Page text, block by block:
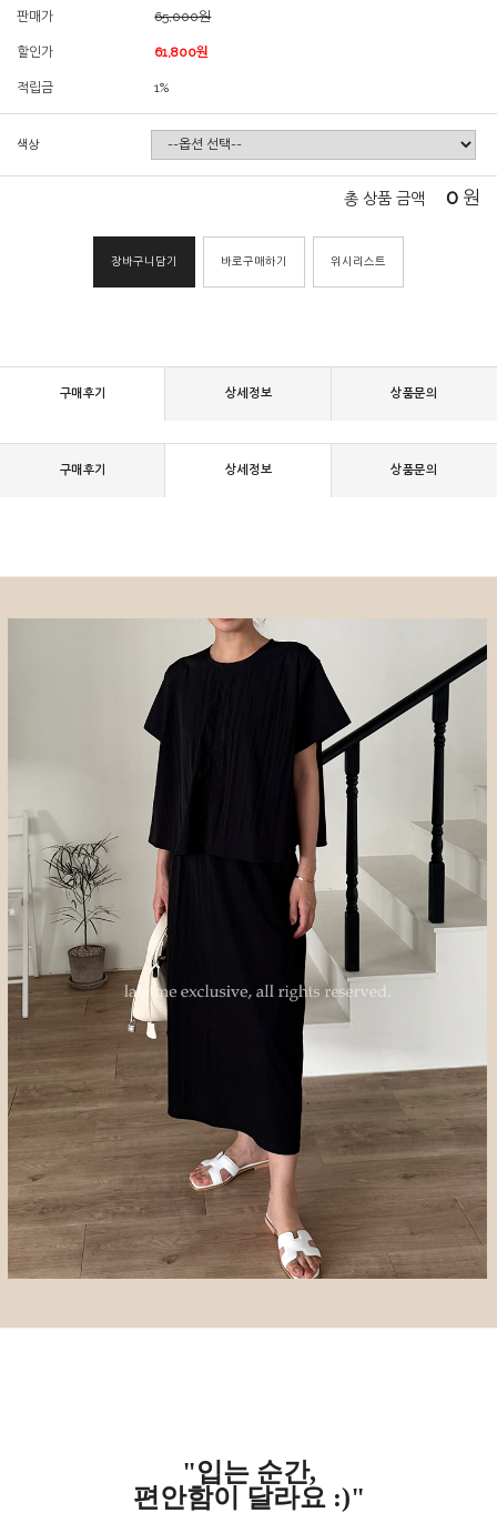
판매가 65,000원
할인가 61,800원
적립금 1%
색상
총 상품 금액 0 원
장바구니담기 바로구매하기 위시리스트
구매후기 상세정보 상품문의
구매후기 상세정보 상품문의
"입는 순간,
편안함이 달라요 :)"